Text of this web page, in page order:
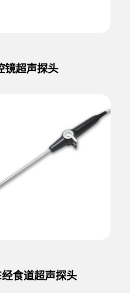
镜超声探头
食道超声探头